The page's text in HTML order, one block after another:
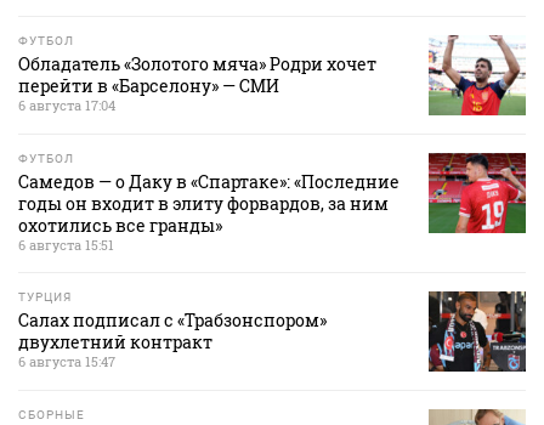
ФУТБОЛ
Обладатель «Золотого мяча» Родри хочет
перейти в «Барселону» — СМИ
6 августа 17:04
ФУТБОЛ
Самедов — о Даку в «Спартаке»: «Последние
годы он входит в элиту форвардов, за ним
охотились все гранды»
6 августа 15:51
ТУРЦИЯ
Салах подписал с «Трабзонспором»
двухлетний контракт
6 августа 15:47
СБОРНЫЕ